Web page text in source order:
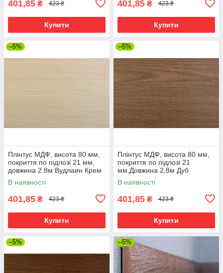
401,85 ₴ 423 ₴
Купити
401,85 ₴ 423 ₴
Купити
–5%
Плінтус МДФ, висота 80 мм,
покриття по підлозі 21 мм,
довжина 2.8м Вудлаин Крем
В наявності
401,85 ₴ 423 ₴
Купити
–5%
Плінтус МДФ, висота 80 мм,
покриття по підлозі 21
мм,Довжина 2,8м Дуб
нордленд
В наявності
401,85 ₴ 423 ₴
Купити
–5% –5%